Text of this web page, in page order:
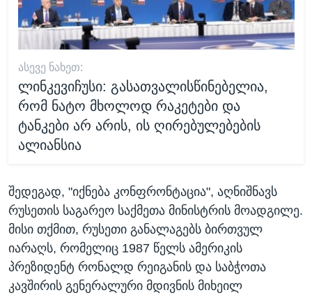
ᲐᲡᲔᲕᲔ ᲜᲐᲮᲔᲗ:
ლინკევიჩუსი: გასათვალისწინებელია,
რომ ნატო მხოლოდ რაკეტები და
ტანკები არ არის, ის ღირებულებების
ალიანსია
შედეგად, "იქნება კონფრონტაცია", აღნიშნავს
რუსეთის საგარეო საქმეთა მინისტრის მოადგილე.
მისი თქმით, რუსეთი განალაგებს ბირთვულ
იარაღს, რომელიც 1987 წელს ამერიკის
პრეზიდენტ რონალდ რეიგანის და საბჭოთა
კავშირის გენერალური მდივნის მიხეილ